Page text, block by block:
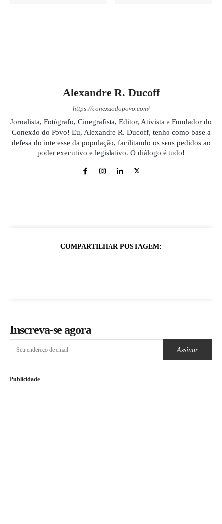
Alexandre R. Ducoff
https://conexaodopovo.com/
Jornalista, Fotógrafo, Cinegrafista, Editor, Ativista e Fundador do
Conexão do Povo! Eu, Alexandre R. Ducoff, tenho como base a
defesa do interesse da população, facilitando os seus pedidos ao
poder executivo e legislativo. O diálogo é tudo!
COMPARTILHAR POSTAGEM:
Inscreva-se agora
Assinar
Publicidade